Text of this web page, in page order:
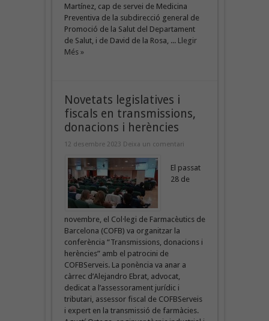
Martínez, cap de servei de Medicina
Preventiva de la subdirecció general de
Promoció de la Salut del Departament
de Salut, i de David de la Rosa, ... Llegir
Més »
Novetats legislatives i
fiscals en transmissions,
donacions i herències
12 desembre 2023 Deixa un comentari
El passat
28 de
novembre, el Col·legi de Farmacèutics de
Barcelona (COFB) va organitzar la
conferència “Transmissions, donacions i
herències” amb el patrocini de
COFBServeis. La ponència va anar a
càrrec d’Alejandro Ebrat, advocat,
dedicat a l’assessorament jurídic i
tributari, assessor fiscal de COFBServeis
i expert en la transmissió de farmàcies.